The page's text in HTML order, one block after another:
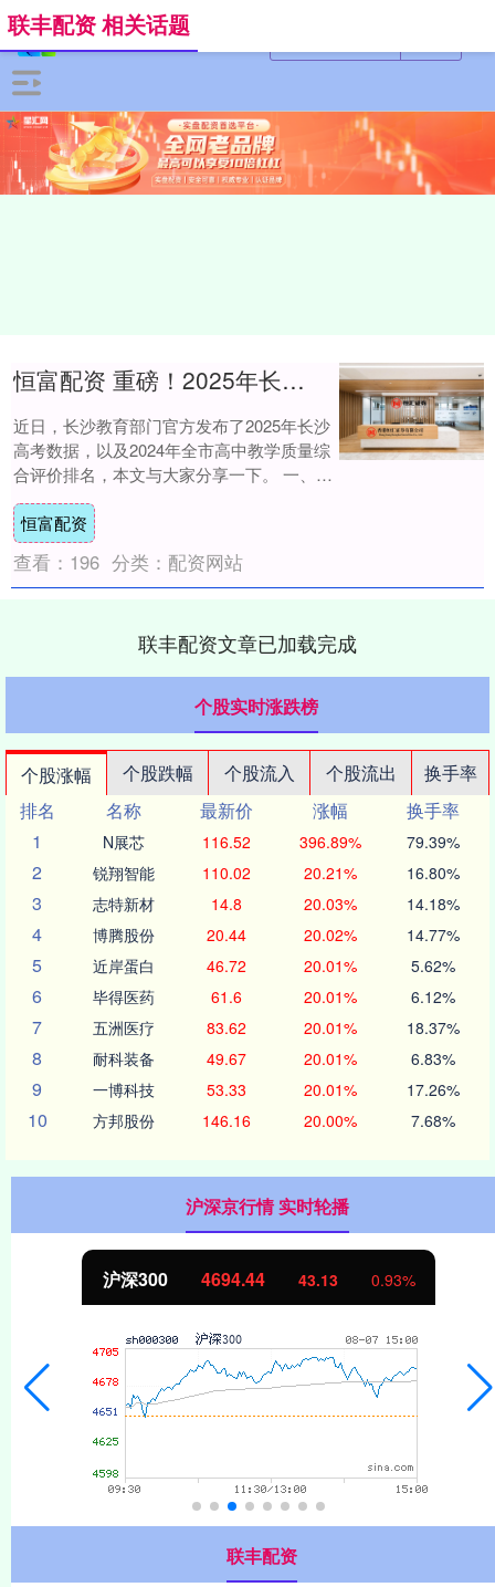
联丰配资 相关话题
恒富配资 重磅！2025年长沙高考数据发布！公办高中官方排名出炉！
近日，长沙教育部门官方发布了2025年长沙
高考数据，以及2024年全市高中教学质量综
合评价排名，本文与大家分享一下。 一、长
沙高中2025年高考情况 报名人数：....
恒富配资
查看： 196 分类： 配资网站
联丰配资文章已加载完成
个股实时涨跌榜
个股涨幅 个股跌幅 个股流入 个股流出
换手率
排名
名称 最新价 涨幅
换手率
1
N展芯 116.52 396.89% 79.39%
2 锐翔智能 110.02 20.21% 16.80%
3 志特新材 14.8 20.03% 14.18%
4 博腾股份 20.44 20.02% 14.77%
5 近岸蛋白 46.72 20.01% 5.62%
6 毕得医药 61.6 20.01% 6.12%
7 五洲医疗 83.62 20.01% 18.37%
8 耐科装备 49.67 20.01% 6.83%
9 一博科技 53.33 20.01% 17.26%
10 方邦股份 146.16 20.00% 7.68%
沪深京行情 实时轮播
沪深300 4694.44 43.13 0.93%
联丰配资